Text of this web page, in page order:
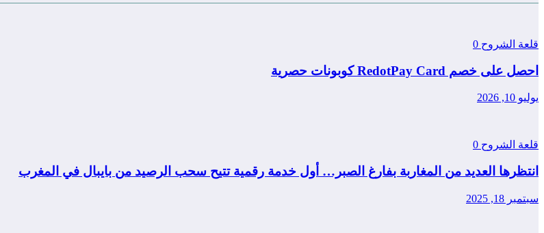
قلعة الشروح 0
احصل على خصم RedotPay Card كوبونات حصرية
يوليو 10, 2026
قلعة الشروح 0
انتظرها العديد من المغاربة بفارغ الصبر… أول خدمة رقمية تتيح سحب الرصيد من بايبال في المغرب
سبتمبر 18, 2025